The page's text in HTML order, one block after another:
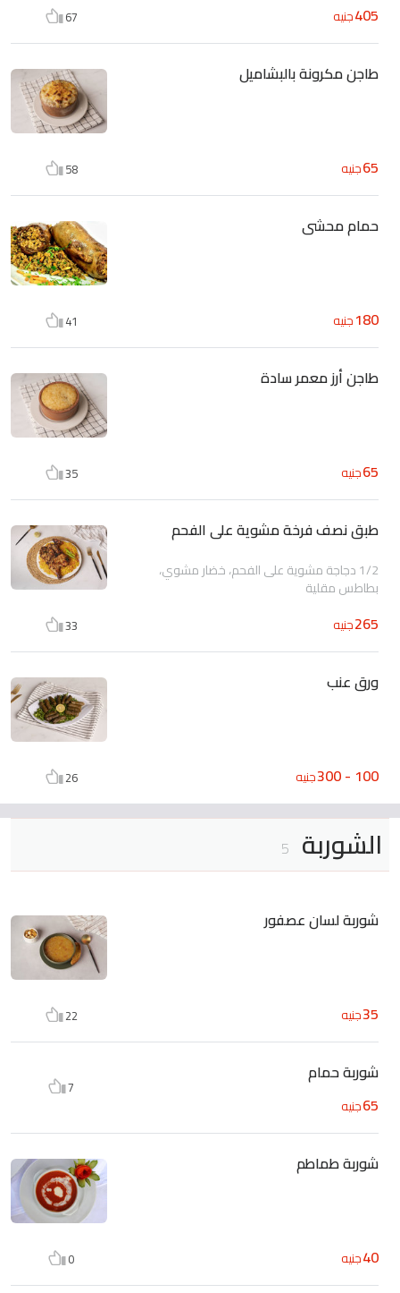
405جنيه 67
طاجن مكرونة بالبشاميل
65جنيه 58
حمام محشى
180جنيه 41
طاجن أرز معمر سادة
65جنيه 35
طبق نصف فرخة مشوية على الفحم
1/2 دجاجة مشوية على الفحم، خضار مشوي،
بطاطس مقلية
265جنيه 33
ورق عنب
100 - 300 جنيه 26
الشوربة 5
شوربة لسان عصفور
35جنيه 22
شوربة حمام
65جنيه
7
شوربة طماطم
40جنيه 0